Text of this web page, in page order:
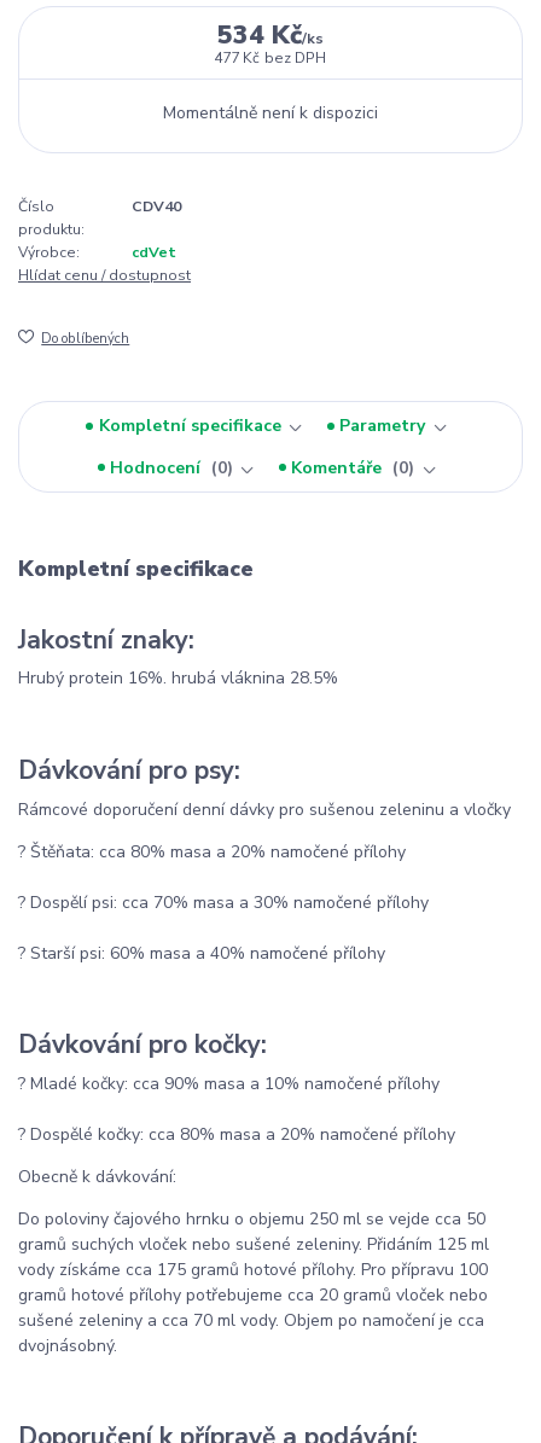
534 Kč/ks
477 Kč bez DPH
Momentálně není k dispozici
Číslo
produktu:
CDV40
Výrobce:
cdVet
Hlídat cenu / dostupnost
Do oblíbených
Kompletní specifikace
Parametry
Hodnocení
0 Komentáře 0
Kompletní specifikace
Jakostní znaky:
Hrubý protein 16%. hrubá vláknina 28.5%
Dávkování pro psy:
Rámcové doporučení denní dávky pro sušenou zeleninu a vločky
? Štěňata: cca 80% masa a 20% namočené přílohy
? Dospělí psi: cca 70% masa a 30% namočené přílohy
? Starší psi: 60% masa a 40% namočené přílohy
Dávkování pro kočky:
? Mladé kočky: cca 90% masa a 10% namočené přílohy
? Dospělé kočky: cca 80% masa a 20% namočené přílohy
Obecně k dávkování:
Do poloviny čajového hrnku o objemu 250 ml se vejde cca 50
gramů suchých vloček nebo sušené zeleniny. Přidáním 125 ml
vody získáme cca 175 gramů hotové přílohy. Pro přípravu 100
gramů hotové přílohy potřebujeme cca 20 gramů vloček nebo
sušené zeleniny a cca 70 ml vody. Objem po namočení je cca
dvojnásobný.